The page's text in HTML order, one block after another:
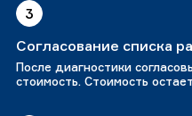
3
Согласование списка
После диагностики
стоимость. Стоимость